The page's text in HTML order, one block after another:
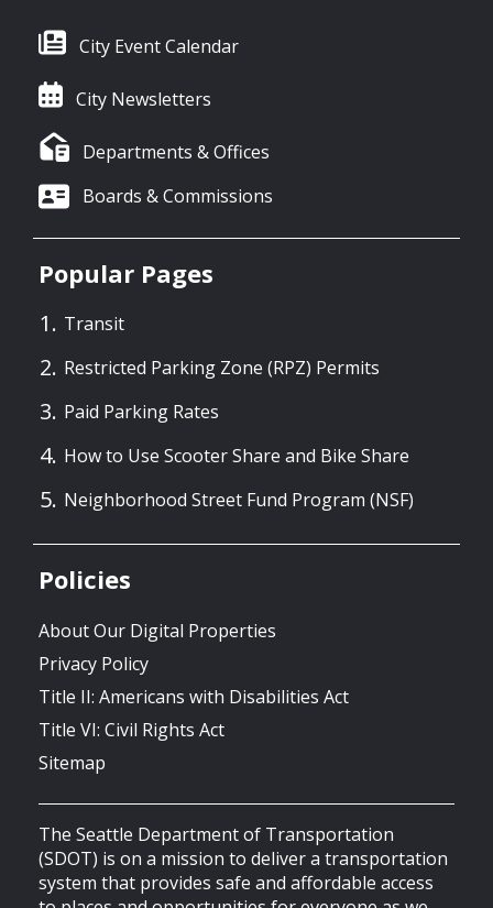
City Event Calendar
City Newsletters
Departments & Offices
Boards & Commissions
Popular Pages
Transit
Restricted Parking Zone (RPZ) Permits
Paid Parking Rates
How to Use Scooter Share and Bike Share
Neighborhood Street Fund Program (NSF)
Policies
About Our Digital Properties
Privacy Policy
Title II: Americans with Disabilities Act
Title VI: Civil Rights Act
Sitemap
The Seattle Department of Transportation
(SDOT) is on a mission to deliver a transportation
system that provides safe and affordable access